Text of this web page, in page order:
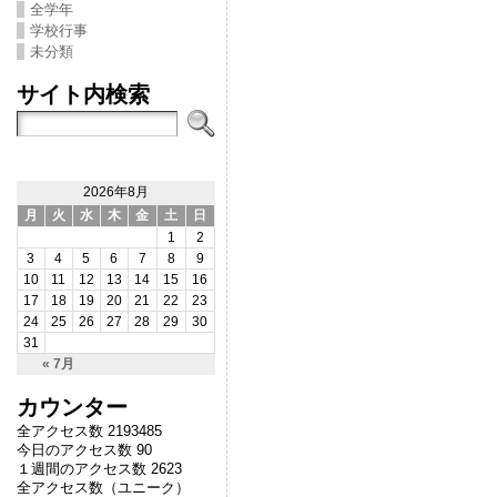
全学年
学校行事
未分類
サイト内検索
2026年8月
月
火 水 木 金 土 日
« 7月
1
2
3
4 5 6 7 8
9
10
11 12 13 14 15
16
17
18 19 20 21 22
23
24
25 26 27 28 29
30
31
カウンター
全アクセス数 2193485
今日のアクセス数 90
１週間のアクセス数 2623
全アクセス数（ユニーク）